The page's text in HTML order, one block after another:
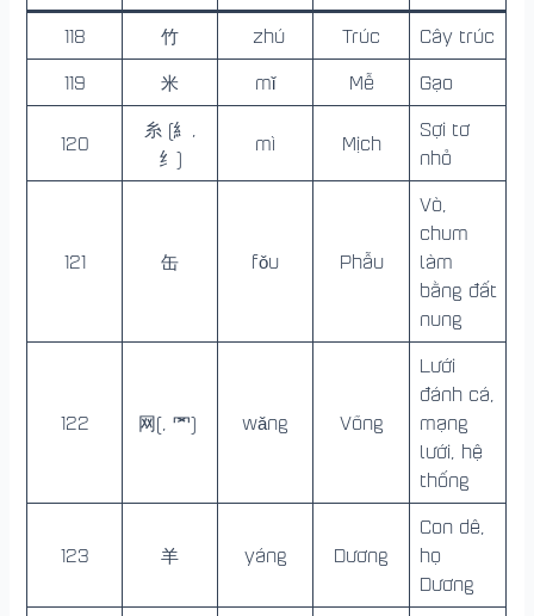
118 竹 zhú Trúc
Cây trúc
119
米 mǐ Mễ Gạo
120
糸 (糹,
纟)
mì Mịch
Sợi tơ
nhỏ
121 缶 fǒu Phẫu
Vò,
chum
làm
bằng đất
nung
122 网(, 罓) wǎng Võng
Lưới
đánh cá,
mạng
lưới, hệ
thống
123 羊 yáng Dương
Con dê,
họ
Dương